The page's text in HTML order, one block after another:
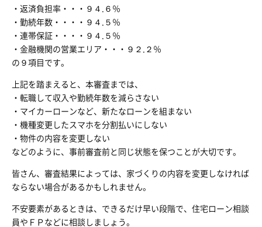
・返済負担率・・・９４.６％
・勤続年数・・・・９４.５％
・連帯保証・・・・９４.５％
・金融機関の営業エリア・・・９２.２％
の９項目です。
上記を踏まえると、本審査までは、
・転職して収入や勤続年数を減らさない
・マイカーローンなど、新たなローンを組まない
・機種変更したスマホを分割払いにしない
・物件の内容を変更しない
などのように、事前審査前と同じ状態を保つことが大切です。
皆さん、審査結果によっては、家づくりの内容を変更しなければ
ならない場合があるかもしれません。
不安要素があるときは、できるだけ早い段階で、住宅ローン相談
員やＦＰなどに相談しましょう。